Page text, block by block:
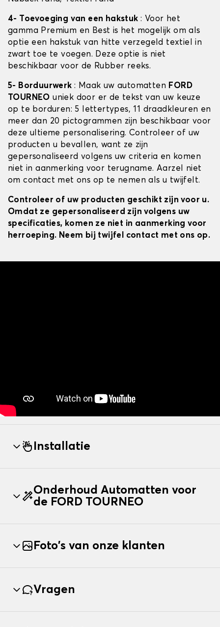
4- Toevoeging van een hakstuk : Voor het
gamma Premium en Best is het mogelijk om als
optie een hakstuk van hitte verzegeld textiel in
zwart toe te voegen. Deze optie is niet
beschikbaar voor de Rubber reeks.
5- Borduurwerk : Maak uw automatten FORD
TOURNEO uniek door er de tekst van uw keuze
op te borduren: 5 lettertypes, 11 draadkleuren en
meer dan 20 pictogrammen zijn beschikbaar voor
deze ultieme personalisering. Controleer of uw
producten u bevallen, want ze zijn
gepersonaliseerd volgens uw criteria en komen
niet in aanmerking voor terugname. Aarzel niet
om contact met ons op te nemen als u twijfelt.
Controleer of uw producten geschikt zijn voor u.
Omdat ze gepersonaliseerd zijn volgens uw
specificaties, komen ze niet in aanmerking voor
herroeping. Neem bij twijfel contact met ons op.
Installatie
Onderhoud Automatten voor
de FORD TOURNEO
Foto's van onze klanten
Vragen